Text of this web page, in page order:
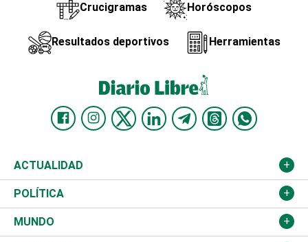
Crucigramas Horóscopos
Resultados deportivos Herramientas
ACTUALIDAD
Nacional
Ciudad
POLÍTICA
Partidos
MUNDO